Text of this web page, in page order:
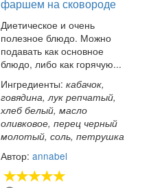
фаршем на сковороде
Диетическое и очень
полезное блюдо. Можно
подавать как основное
блюдо, либо как горячую...
Ингредиенты: кабачок,
говядина, лук репчатый,
хлеб белый, масло
оливковое, перец черный
молотый, соль, петрушка
Автор: annabel